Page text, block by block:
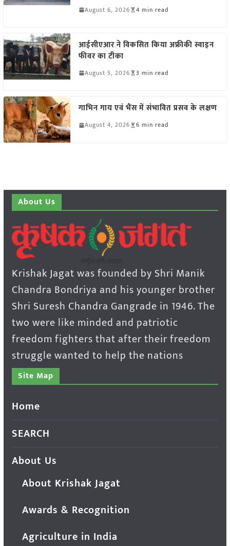
August 6, 2026 4 min read
आईसीएआर ने विकसित किया अफ्रीकी स्वाइन
फीवर का टीका
August 5, 2026 3 min read
गाभिन गाय एवं भैंस में संभावित प्रसव के लक्षण
August 4, 2026 6 min read
About Us
Krishak Jagat was founded by Shri Manik
Chandra Bondriya and his younger brother
Shri Suresh Chandra Gangrade in 1946. The
two were like minded and patriotic
freedom fighters that after their freedom
struggle wanted to help the nations
Site Map
Home
SEARCH
About Us
About Krishak Jagat
Awards & Recognition
Agriculture in India